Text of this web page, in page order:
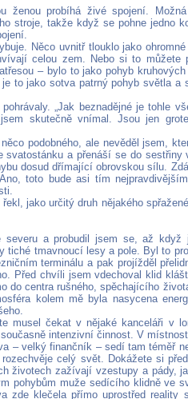
ženou probíhá živé spojení.
stroje, takže když se pohne jedno
Něco uvnitř tlouklo jako
celou zem. Nebo si to můžete
– bylo to jako pohyb
to jako sotva patrný pohyb světla a
„Jak beznadějné je tohle
skutečně vnímal. Jsou jen
podobného, ale nevěděl jsem,
a přenáší se do sestřiny
dosud dřímající obrovskou sílu.
toto bude asi tím
jako určitý druh nějakého
a probudil jsem se, až když
tiché tmavnoucí lesy a pole. Byl to
terminálu a pak projížděl
Před chvíli jsem vdechoval klid
do centra rušného, spěchajícího
kolem mě byla nasycena
musel čekat v nějaké kanceláři v
intenzivní činnost. V
– velký finančník – sedí tam téměř
celý svět. Dokážete si
životech zažívají vzestupy a pády,
pohybům muže sedícího klidně ve
zde klečela přímo uprostřed reality